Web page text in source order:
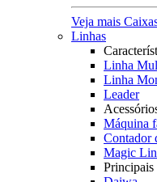
Veja mais
Linhas
Linha
Linha
Leader
Máquina
Contador
Magic
Principais